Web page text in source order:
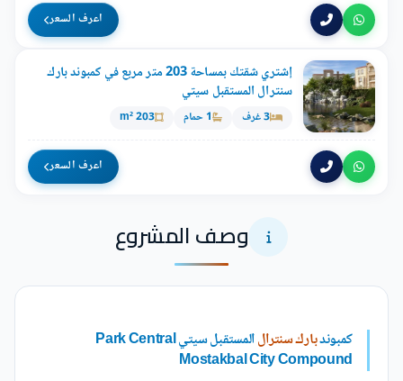
اعرف السعر
إشتري شقتك بمساحة 203 متر مربع في كمبوند بارك
سنترال المستقبل سيتي
3 غرف 1 حمام 203 m²
اعرف السعر
وصف المشروع
كمبوندبارك سنترال
المستقبل سيتي Park Central
Mostakbal City Compound